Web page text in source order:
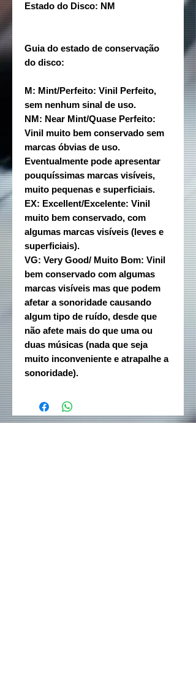
Estado do Disco: NM
Guia do estado de conservação
do disco:
M: Mint/Perfeito: Vinil Perfeito,
sem nenhum sinal de uso.
NM: Near Mint/Quase Perfeito:
Vinil muito bem conservado sem
marcas óbvias de uso.
Eventualmente pode apresentar
pouquíssimas marcas visíveis,
muito pequenas e superficiais.
EX: Excellent/Excelente: Vinil
muito bem conservado, com
algumas marcas visíveis (leves e
superficiais).
VG: Very Good/ Muito Bom: Vinil
bem conservado com algumas
marcas visíveis mas que podem
afetar a sonoridade causando
algum tipo de ruído, desde que
não afete mais do que uma ou
duas músicas (nada que seja
muito inconveniente e atrapalhe a
sonoridade).